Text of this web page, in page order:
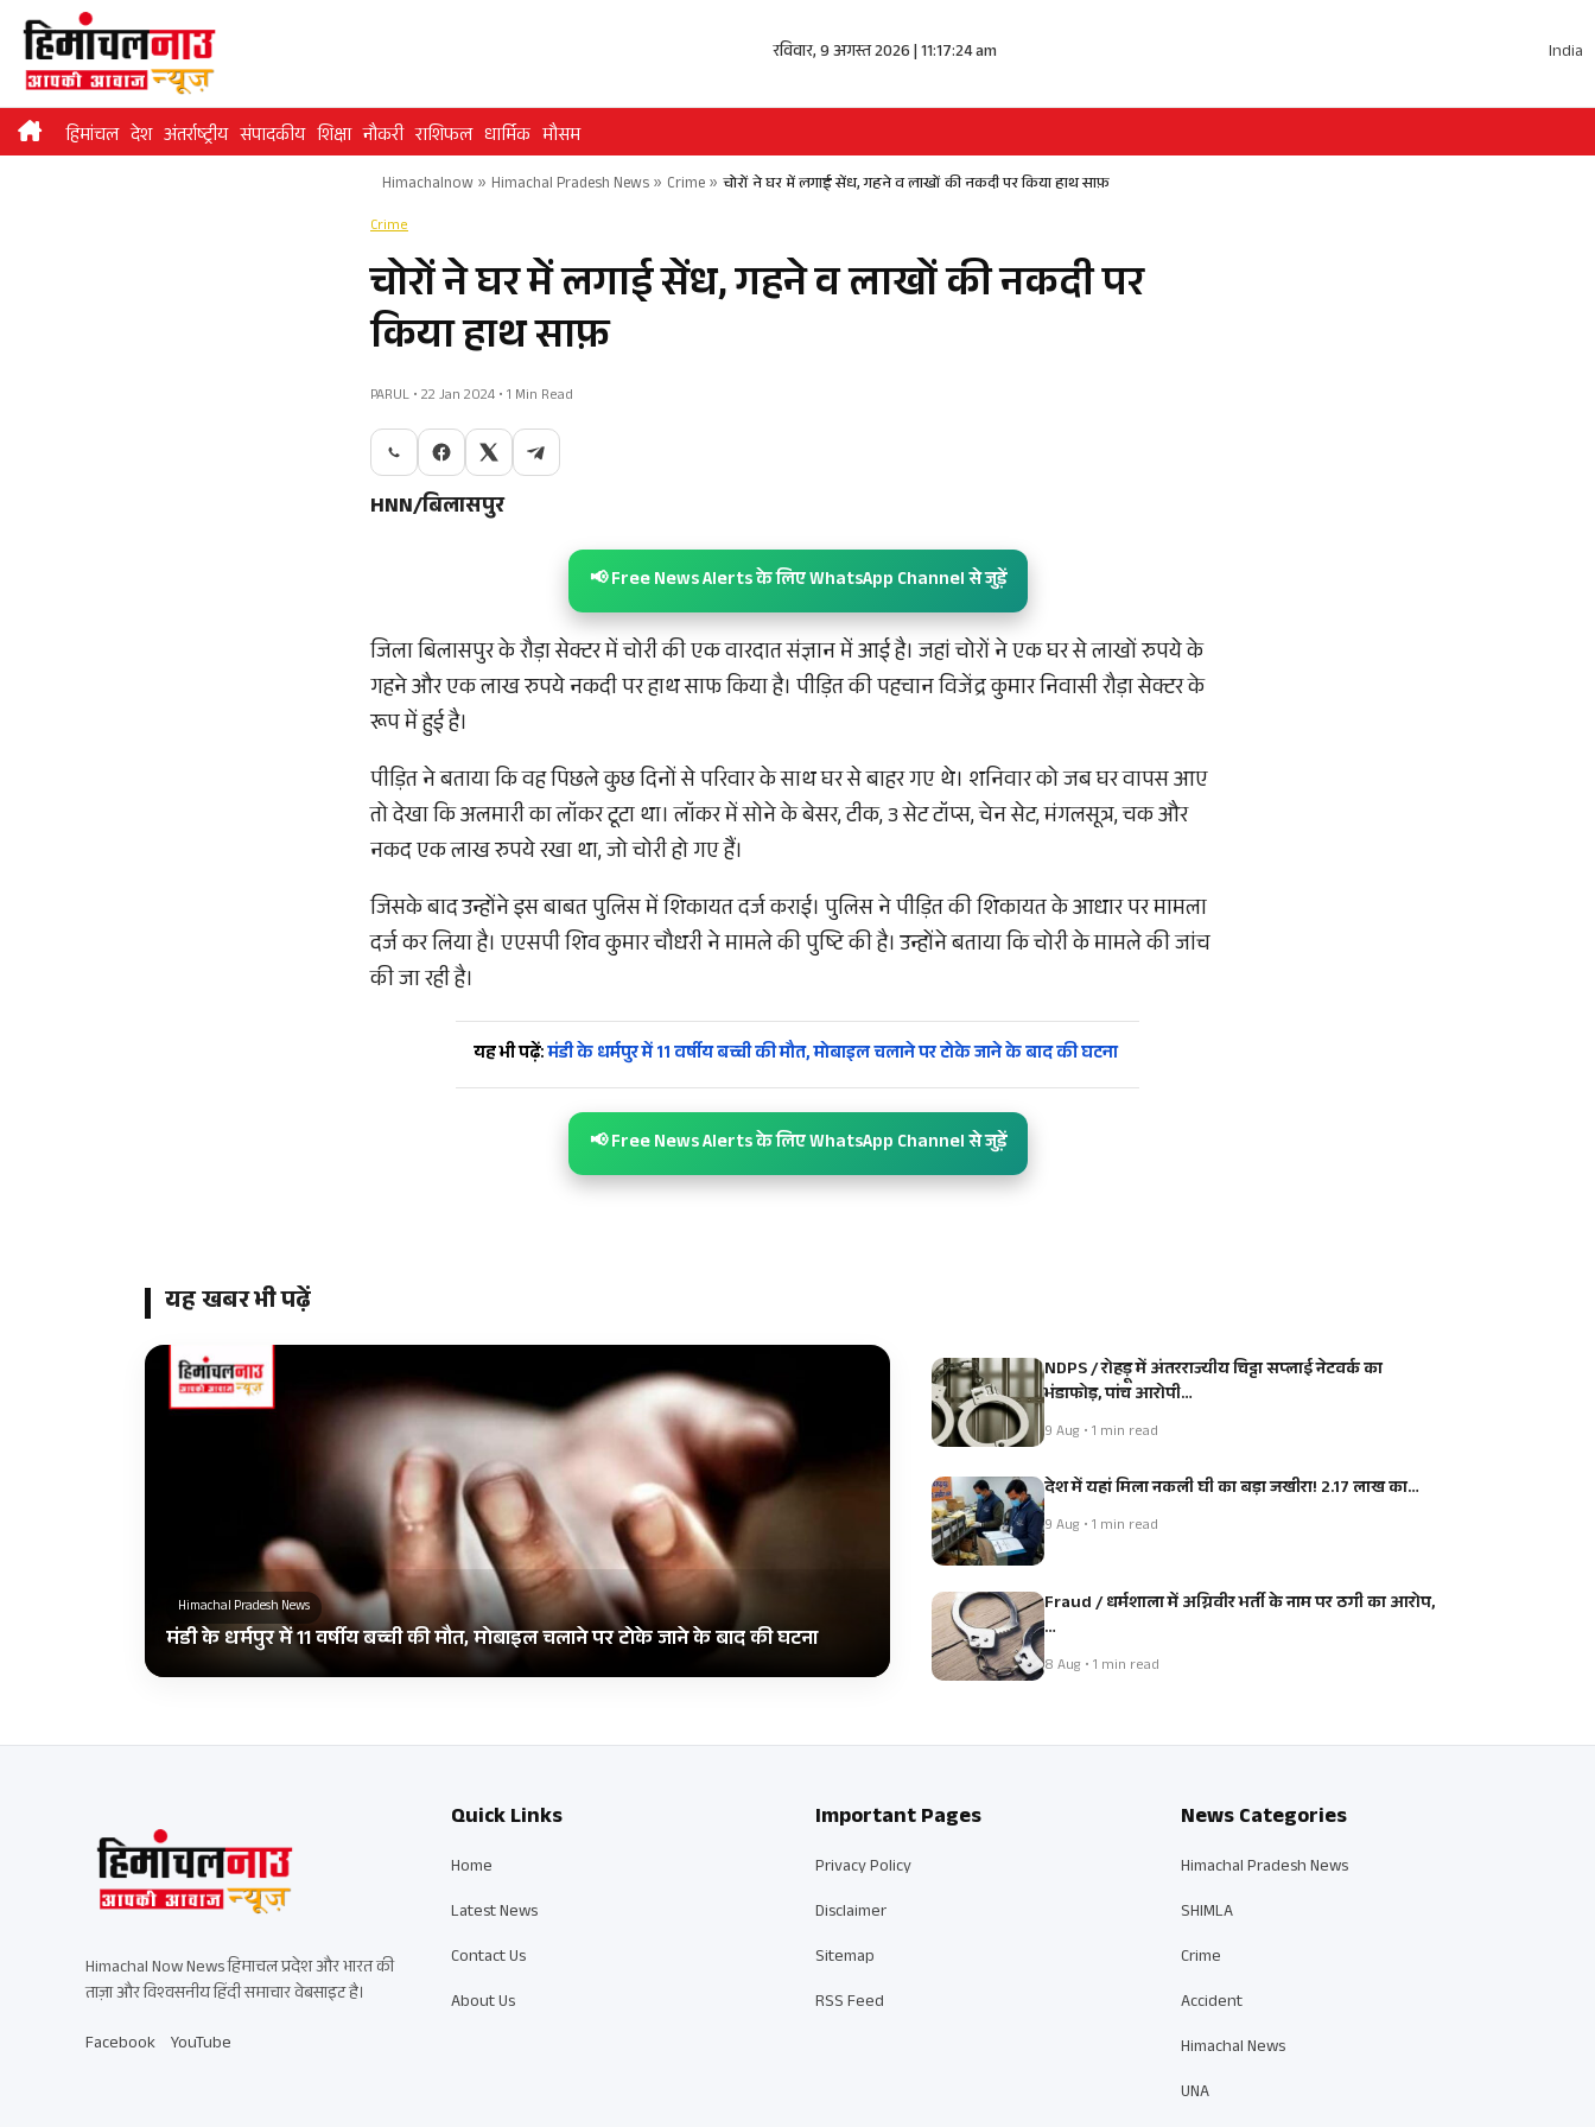
Skip
content
रविवार, 9 अगस्त 2026 | 11:17:24 am India
हिमांचल देश अंतर्राष्ट्रीय संपादकीय शिक्षा नौकरी राशिफल धार्मिक मौसम
Himachalnow» Himachal Pradesh News» Crime» चोरों ने घर में लगाई सेंध, गहने व लाखों की नकदी पर किया हाथ साफ़
Crime
चोरों ने घर में लगाई सेंध, गहने व लाखों की नकदी पर
किया हाथ साफ़
PARUL • 22 Jan 2024 • 1 Min Read
HNN/बिलासपुर
📢 Free News Alerts के लिए WhatsApp Channel से जुड़ें
जिला बिलासपुर के रौड़ा सेक्टर में चोरी की एक वारदात संज्ञान में आई है। जहां चोरों ने एक घर से लाखों रुपये के
गहने और एक लाख रुपये नकदी पर हाथ साफ किया है। पीड़ित की पहचान विजेंद्र कुमार निवासी रौड़ा सेक्टर के
रूप में हुई है।
पीड़ित ने बताया कि वह पिछले कुछ दिनों से परिवार के साथ घर से बाहर गए थे। शनिवार को जब घर वापस आए
तो देखा कि अलमारी का लॉकर टूटा था। लॉकर में सोने के बेसर, टीक, 3 सेट टॉप्स, चेन सेट, मंगलसूत्र, चक और
नकद एक लाख रुपये रखा था, जो चोरी हो गए हैं।
जिसके बाद उन्होंने इस बाबत पुलिस में शिकायत दर्ज कराई। पुलिस ने पीड़ित की शिकायत के आधार पर मामला
दर्ज कर लिया है। एएसपी शिव कुमार चौधरी ने मामले की पुष्टि की है। उन्होंने बताया कि चोरी के मामले की जांच
की जा रही है।
यह भी पढ़ें:मंडी के धर्मपुर में 11 वर्षीय बच्ची की मौत, मोबाइल चलाने पर टोके जाने के बाद की घटना
📢 Free News Alerts के लिए WhatsApp Channel से जुड़ें
यह खबर भी पढ़ें
Himachal Pradesh News
मंडी के धर्मपुर में 11 वर्षीय बच्ची की मौत, मोबाइल चलाने पर टोके जाने के बाद की घटना
NDPS / रोहड़ू में अंतरराज्यीय चिट्टा सप्लाई नेटवर्क का
भंडाफोड़, पांच आरोपी…
9 Aug • 1 min read
देश में यहां मिला नकली घी का बड़ा जखीरा! 2.17 लाख का…
9 Aug • 1 min read
Fraud / धर्मशाला में अग्निवीर भर्ती के नाम पर ठगी का आरोप,
…
8 Aug • 1 min read
Himachal Now News हिमाचल प्रदेश और भारत की
ताज़ा और विश्वसनीय हिंदी समाचार वेबसाइट है।
Facebook YouTube
Quick Links
Home
Latest News
Contact Us
About Us
Important Pages
Privacy Policy
Disclaimer
Sitemap
RSS Feed
News Categories
Himachal Pradesh News
SHIMLA
Crime
Accident
Himachal News
UNA